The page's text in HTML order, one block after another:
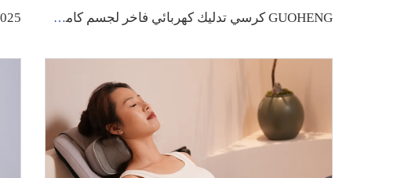
GUOHENG كرسي تدليك كهربائي فاخر لجسم كامل بتكنولوجيا الصفر الجاذبية والموسيقى 4D، أريكة تدليك كهربائية مسار SL كبير